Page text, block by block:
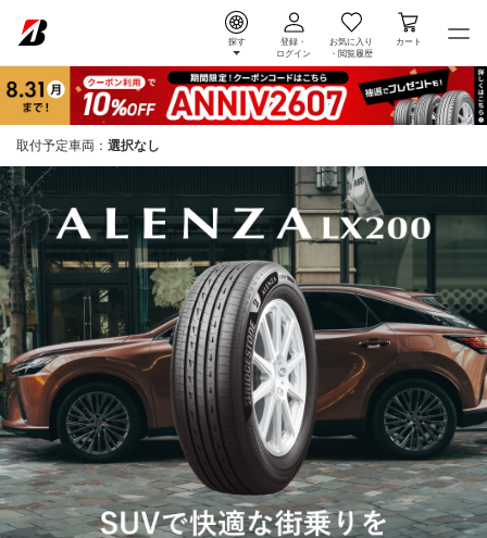
探す
登録・
ログイン
お気に入り
・ 閲覧履歴
カート
取付予定車両： 選択なし